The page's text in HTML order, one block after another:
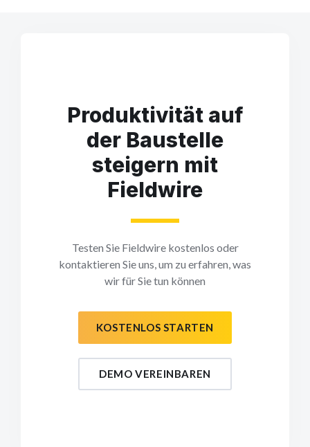
Produktivität auf
der Baustelle
steigern mit
Fieldwire
Testen Sie Fieldwire kostenlos oder
kontaktieren Sie uns, um zu erfahren, was
wir für Sie tun können
KOSTENLOS STARTEN
DEMO VEREINBAREN